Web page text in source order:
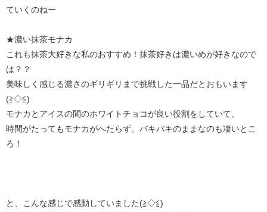
ていくのねー
★濃い抹茶モナカ
これも抹茶大好きな私のおすすめ！抹茶好きは濃いめが好きなので
は？？
美味しく感じる濃さのギリギリまで挑戦した一品だとおもいます
(≧◇≦)
モナカとアイスの間のホワイトチョコが良い役割をしていて、
時間がたってもモナカがへたらず、バキバキのままなのも凄いとこ
ろ！
と、こんな感じで感動していました(≧◇≦)